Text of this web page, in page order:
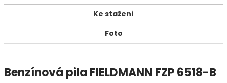
Ke stažení
Foto
Benzínová pila FIELDMANN FZP 6518-B